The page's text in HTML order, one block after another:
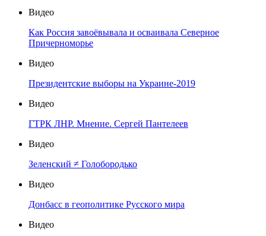
Видео
Как Россия завоёвывала и осваивала Северное
Причерноморье
Видео
Президентские выборы на Украине-2019
Видео
ГТРК ЛНР. Мнение. Сергей Пантелеев
Видео
Зеленский ≠ Голобородько
Видео
Донбасс в геополитике Русского мира
Видео